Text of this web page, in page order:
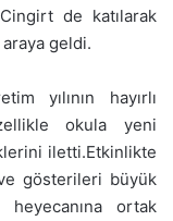
de katılarak
geldi.
yılının hayırlı
okula yeni
iletti.Etkinlikte
gösterileri büyük
heyecanına ortak